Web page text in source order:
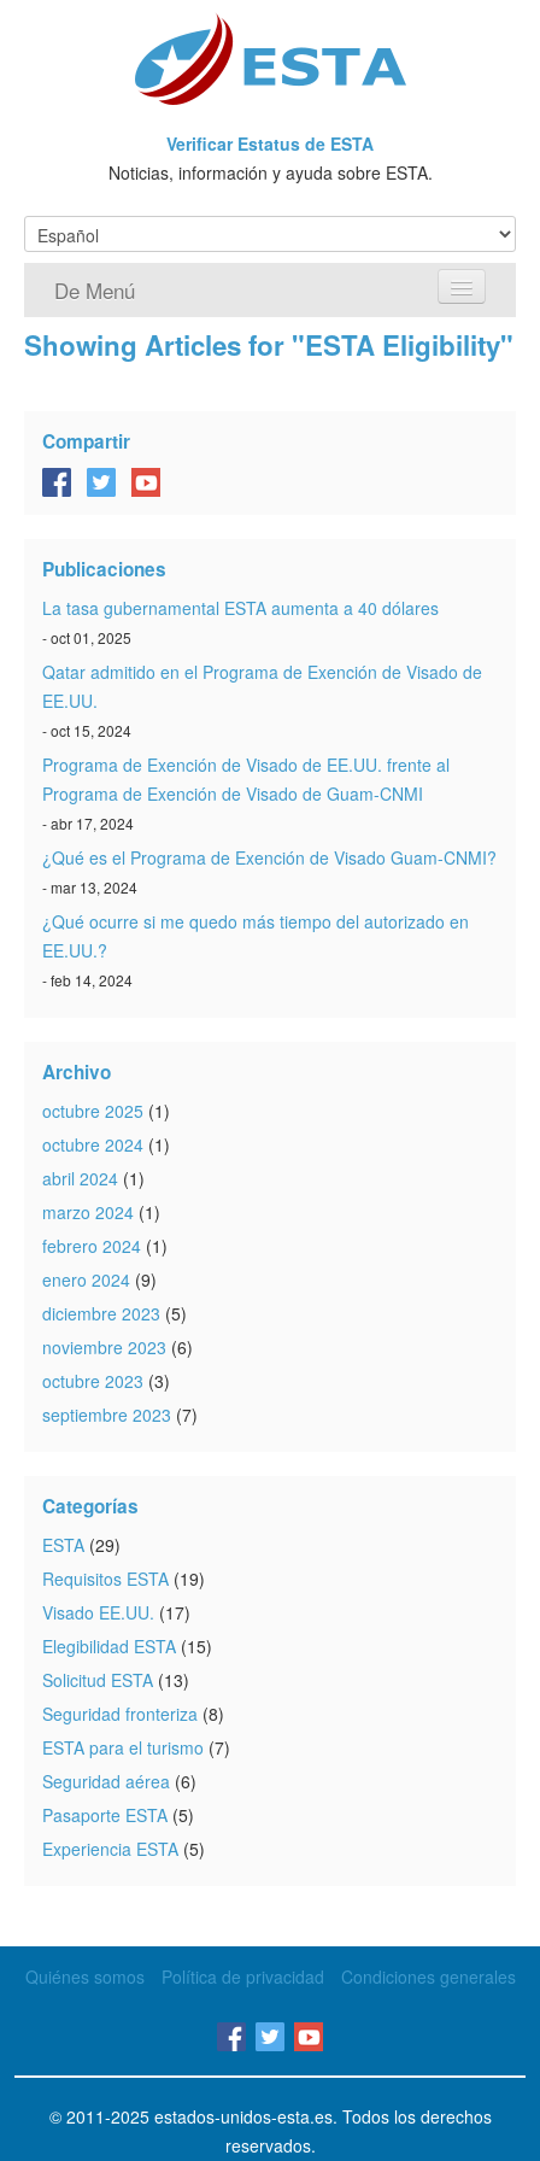
Verificar Estatus de ESTA
Noticias, información y ayuda sobre ESTA.
De Menú
Página de inicio
¿Qué es ESTA?
VWP
ESTA Información
Contacto
Showing Articles for "ESTA Eligibility"
Compartir
Publicaciones
La tasa gubernamental ESTA aumenta a 40 dólares
- oct 01, 2025
Qatar admitido en el Programa de Exención de Visado de
EE.UU.
- oct 15, 2024
Programa de Exención de Visado de EE.UU. frente al
Programa de Exención de Visado de Guam-CNMI
- abr 17, 2024
¿Qué es el Programa de Exención de Visado Guam-CNMI?
- mar 13, 2024
¿Qué ocurre si me quedo más tiempo del autorizado en
EE.UU.?
- feb 14, 2024
Archivo
octubre 2025 (1)
octubre 2024 (1)
abril 2024 (1)
marzo 2024 (1)
febrero 2024 (1)
enero 2024 (9)
diciembre 2023 (5)
noviembre 2023 (6)
octubre 2023 (3)
septiembre 2023 (7)
Categorías
ESTA (29)
Requisitos ESTA (19)
Visado EE.UU. (17)
Elegibilidad ESTA (15)
Solicitud ESTA (13)
Seguridad fronteriza (8)
ESTA para el turismo (7)
Seguridad aérea (6)
Pasaporte ESTA (5)
Experiencia ESTA (5)
Quiénes somos Política de privacidad Condiciones generales
© 2011-2025 estados-unidos-esta.es. Todos los derechos
reservados.